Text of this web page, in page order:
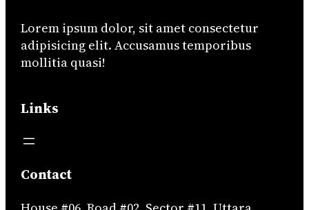
Lorem ipsum dolor, sit amet consectetur
adipisicing elit. Accusamus temporibus
mollitia quasi!
Links
Contact